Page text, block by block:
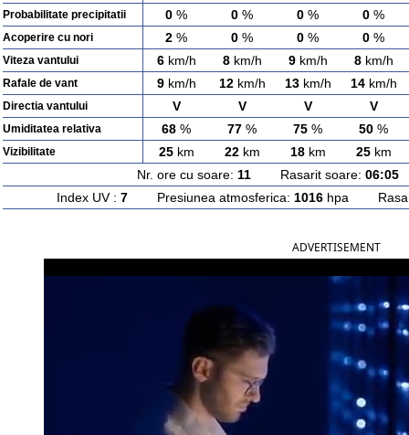
Probabilitate precipitatii 0 % 0 % 0 % 0 %
Acoperire cu nori 2 % 0 % 0 % 0 %
Viteza vantului 6km/h 8km/h 9km/h 8km/h
Rafale de vant 9km/h 12km/h 13km/h 14km/h
Directia vantului V V V V
Umiditatea relativa 68 % 77 % 75 % 50 %
Vizibilitate 25km 22km 18km 25km
Nr. ore cu soare: 11 Rasarit soare: 06:05
Index UV : 7Presiunea atmosferica: 1016hpa
ADVERTISEMENT